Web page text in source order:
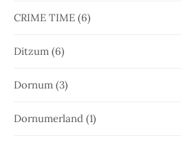
CRIME TIME (6)
Ditzum (6)
Dornum (3)
Dornumerland (1)